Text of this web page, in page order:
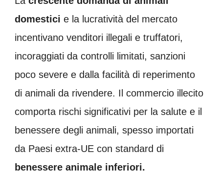
domestici e la lucratività del mercato
incentivano venditori illegali e truffatori,
incoraggiati da controlli limitati, sanzioni
poco severe e dalla facilità di reperimento
di animali da rivendere. Il commercio illecito
comporta rischi significativi per la salute e il
benessere degli animali, spesso importati
da Paesi extra-UE con standard di
benessere animale inferiori.